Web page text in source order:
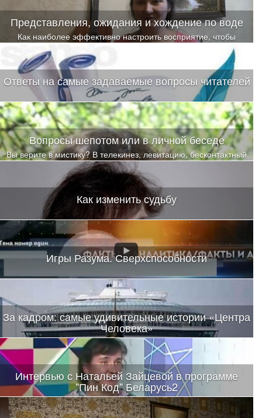
Представления, ожидания и хождение по воде
Как наиболее эффективно настроить восприятие, чтобы
инсайты и осознавания случались еще долгое время после
Ответы на самые задаваемые вопросы читателей
Вопросы шепотом или в личной беседе
Вы верите в мистику? В телекинез, левитацию, бесконтактный
бой? В чудеса исцеления? Я тоже не верила
Как изменить судьбу
Игры Разума. Сверхспособности
За кадром: самые удивительные истории «Центра
Человека»
Интервью с Натальей Зайцевой в программе
"Пин Код" Беларусь2